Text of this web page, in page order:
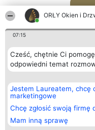
ORŁY Okien i
07:15
Cześć, chętnie Ci
odpowiedni temat
Jestem Laureatem, chcę
marketingowe
Chcę zgłosić swoją firmę
Mam inną sprawę
Organizator plebiscytu
Bright Side Solutions sp. z o.
o. sp. k.
ul. Ruska 22
Wrocław 50-079
KRS 0000749100 | Regon
381313360 | NIP 8943132676